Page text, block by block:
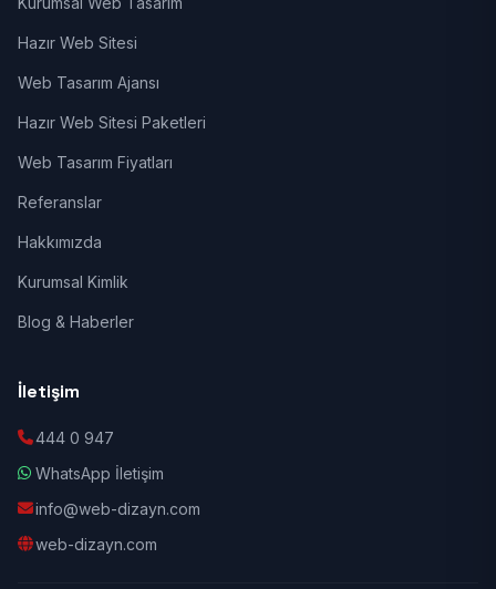
Hazır Web Sitesi
Web Tasarım Ajansı
Hazır Web Sitesi Paketleri
Web Tasarım Fiyatları
Referanslar
Hakkımızda
Kurumsal Kimlik
Blog & Haberler
İletişim
444 0 947
WhatsApp İletişim
info@web-dizayn.com
web-dizayn.com